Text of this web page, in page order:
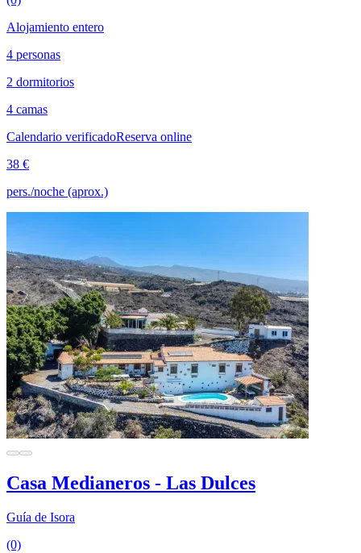
Alojamiento entero
4 personas
2 dormitorios
4 camas
Calendario verificadoReserva online
38 €
pers./noche (aprox.)
Casa Medianeros - Las Dulces
Guía de Isora
(0)